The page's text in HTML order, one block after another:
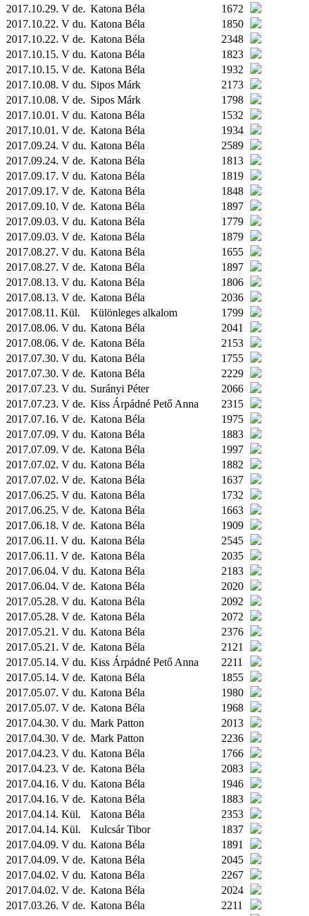
2017.10.29. V de. Katona Béla
1672
2017.10.22. V du. Katona Béla
1850
2017.10.22. V de. Katona Béla
2348
2017.10.15. V du. Katona Béla
1823
2017.10.15. V de. Katona Béla
1932
2017.10.08. V du. Sipos Márk
2173
2017.10.08. V de. Sipos Márk
1798
2017.10.01. V du. Katona Béla
1532
2017.10.01. V de. Katona Béla
1934
2017.09.24. V du. Katona Béla
2589
2017.09.24. V de. Katona Béla
1813
2017.09.17. V du. Katona Béla
1819
2017.09.17. V de. Katona Béla
1848
2017.09.10. V de. Katona Béla
1897
2017.09.03. V du. Katona Béla
1779
2017.09.03. V de. Katona Béla
1879
2017.08.27. V du. Katona Béla
1655
2017.08.27. V de. Katona Béla
1897
2017.08.13. V du. Katona Béla
1806
2017.08.13. V de. Katona Béla
2036
2017.08.11. Kül. Különleges alkalom
1799
2017.08.06. V du. Katona Béla
2041
2017.08.06. V de. Katona Béla
2153
2017.07.30. V du. Katona Béla
1755
2017.07.30. V de. Katona Béla
2229
2017.07.23. V du. Surányi Péter
2066
2017.07.23. V de. Kiss Árpádné Pető Anna
2315
2017.07.16. V de. Katona Béla
1975
2017.07.09. V du. Katona Béla
1883
2017.07.09. V de. Katona Béla
1997
2017.07.02. V du. Katona Béla
1882
2017.07.02. V de. Katona Béla
1637
2017.06.25. V du. Katona Béla
1732
2017.06.25. V de. Katona Béla
1663
2017.06.18. V de. Katona Béla
1909
2017.06.11. V du. Katona Béla
2545
2017.06.11. V de. Katona Béla
2035
2017.06.04. V du. Katona Béla
2183
2017.06.04. V de. Katona Béla
2020
2017.05.28. V du. Katona Béla
2092
2017.05.28. V de. Katona Béla
2072
2017.05.21. V du. Katona Béla
2376
2017.05.21. V de. Katona Béla
2121
2017.05.14. V du. Kiss Árpádné Pető Anna
2211
2017.05.14. V de. Katona Béla
1855
2017.05.07. V du. Katona Béla
1980
2017.05.07. V de. Katona Béla
1968
2017.04.30. V du. Mark Patton
2013
2017.04.30. V de. Mark Patton
2236
2017.04.23. V du. Katona Béla
1766
2017.04.23. V de. Katona Béla
2083
2017.04.16. V du. Katona Béla
1946
2017.04.16. V de. Katona Béla
1883
2017.04.14. Kül. Katona Béla
2353
2017.04.14. Kül. Kulcsár Tibor
1837
2017.04.09. V du. Katona Béla
1891
2017.04.09. V de. Katona Béla
2045
2017.04.02. V du. Katona Béla
2267
2017.04.02. V de. Katona Béla
2024
2017.03.26. V de. Katona Béla
2211